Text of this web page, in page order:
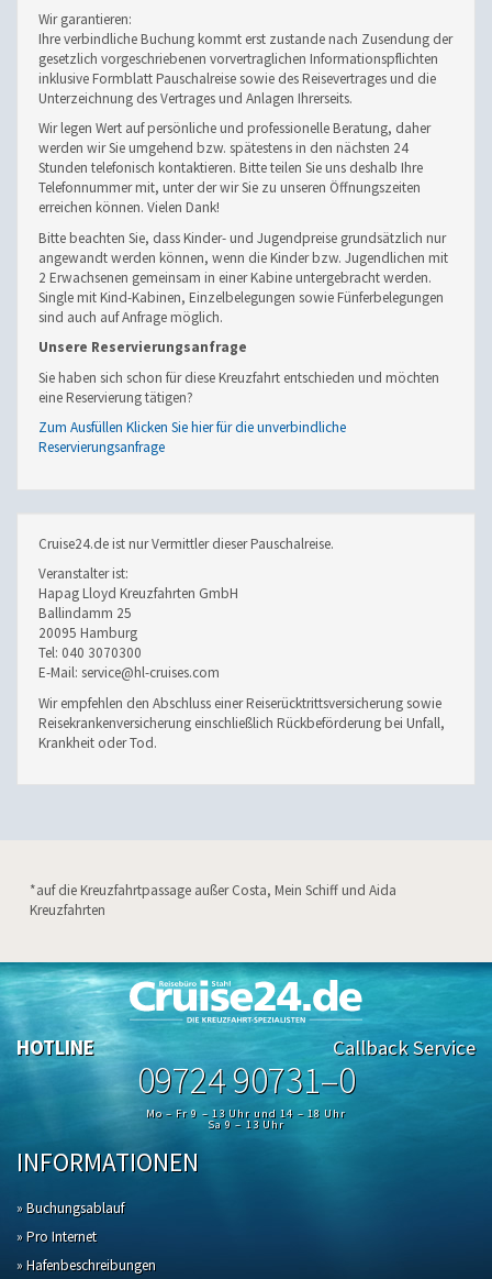
Wir garantieren:
Ihre verbindliche Buchung kommt erst zustande nach Zusendung der
gesetzlich vorgeschriebenen vorvertraglichen Informationspflichten
inklusive Formblatt Pauschalreise sowie des Reisevertrages und die
Unterzeichnung des Vertrages und Anlagen Ihrerseits.
Wir legen Wert auf persönliche und professionelle Beratung, daher
werden wir Sie umgehend bzw. spätestens in den nächsten 24
Stunden telefonisch kontaktieren. Bitte teilen Sie uns deshalb Ihre
Telefonnummer mit, unter der wir Sie zu unseren Öffnungszeiten
erreichen können. Vielen Dank!
Bitte beachten Sie, dass Kinder- und Jugendpreise grundsätzlich nur
angewandt werden können, wenn die Kinder bzw. Jugendlichen mit
2 Erwachsenen gemeinsam in einer Kabine untergebracht werden.
Single mit Kind-Kabinen, Einzelbelegungen sowie Fünferbelegungen
sind auch auf Anfrage möglich.
Unsere Reservierungsanfrage
Sie haben sich schon für diese Kreuzfahrt entschieden und möchten
eine Reservierung tätigen?
Zum Ausfüllen Klicken Sie hier für die unverbindliche
Reservierungsanfrage
Cruise24.de ist nur Vermittler dieser Pauschalreise.
Veranstalter ist:
Hapag Lloyd Kreuzfahrten GmbH
Ballindamm 25
20095 Hamburg
Tel: 040 3070300
E-Mail: service@hl-cruises.com
Wir empfehlen den Abschluss einer Reiserücktrittsversicherung sowie
Reisekrankenversicherung einschließlich Rückbeförderung bei Unfall,
Krankheit oder Tod.
*auf die Kreuzfahrtpassage außer Costa, Mein Schiff und Aida
Kreuzfahrten
HOTLINE Callback Service
09724 90731–0
Mo – Fr 9 – 13 Uhr und 14 – 18 Uhr
Sa 9 – 13 Uhr
INFORMATIONEN
» Buchungsablauf
» Pro Internet
» Hafenbeschreibungen